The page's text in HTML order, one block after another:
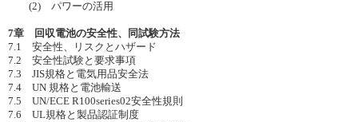
(2) パワーの活用
7章 回収電池の安全性、同試験方法
7.1 安全性、リスクとハザード
7.2 安全性試験と要求事項
7.3 JIS規格と電気用品安全法
7.4 UN 規格と電池輸送
7.5 UN/ECE R100series02安全性規則
7.6 UL規格と製品認証制度